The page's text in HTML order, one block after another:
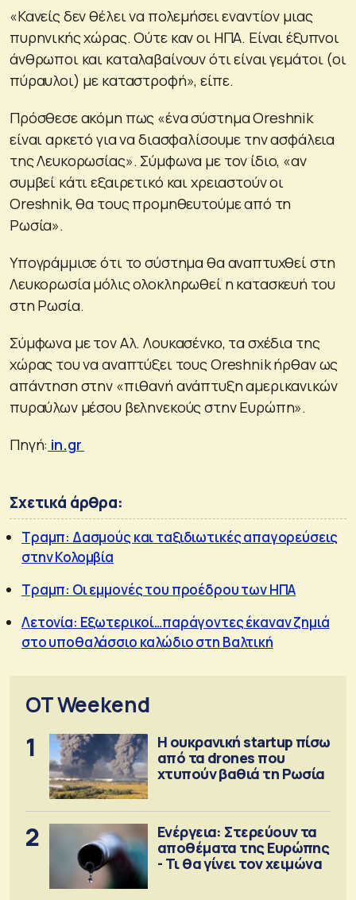
«Κανείς δεν θέλει να πολεμήσει εναντίον μιας
πυρηνικής χώρας. Ούτε καν οι ΗΠΑ. Είναι έξυπνοι
άνθρωποι και καταλαβαίνουν ότι είναι γεμάτοι (οι
πύραυλοι) με καταστροφή», είπε.
Πρόσθεσε ακόμη πως «ένα σύστημα Oreshnik
είναι αρκετό για να διασφαλίσουμε την ασφάλεια
της Λευκορωσίας». Σύμφωνα με τον ίδιο, «αν
συμβεί κάτι εξαιρετικό και χρειαστούν οι
Oreshnik, θα τους προμηθευτούμε από τη
Ρωσία».
Υπογράμμισε ότι το σύστημα θα αναπτυχθεί στη
Λευκορωσία μόλις ολοκληρωθεί η κατασκευή του
στη Ρωσία.
Σύμφωνα με τον Αλ. Λουκασένκο, τα σχέδια της
χώρας του να αναπτύξει τους Oreshnik ήρθαν ως
απάντηση στην «πιθανή ανάπτυξη αμερικανικών
πυραύλων μέσου βεληνεκούς στην Ευρώπη».
Πηγή: in.gr
Σχετικά άρθρα:
Τραμπ: Δασμούς και ταξιδιωτικές απαγορεύσεις
στην Κολομβία
Τραμπ: Οι εμμονές του προέδρου των ΗΠΑ
Λετονία: Εξωτερικοί…παράγοντες έκαναν ζημιά
στο υποθαλάσσιο καλώδιο στη Βαλτική
OT Weekend
1
Η ουκρανική startup πίσω
από τα drones που
χτυπούν βαθιά τη Ρωσία
2
Ενέργεια: Στερεύουν τα
αποθέματα της Ευρώπης
- Τι θα γίνει τον χειμώνα